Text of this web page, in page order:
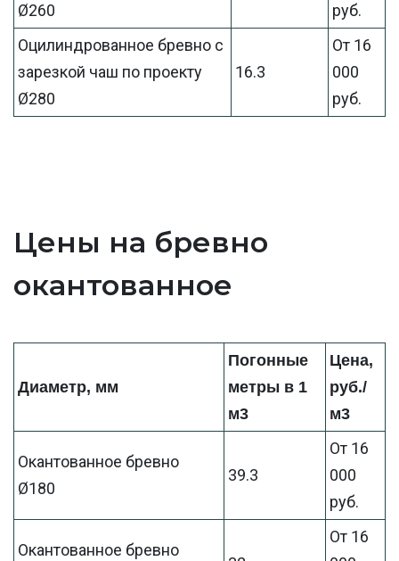
Ø260
руб.
Оцилиндрованное бревно с
зарезкой чаш по проекту
Ø280
16.3
От 16
000
руб.
Цены на бревно
окантованное
Диаметр, мм
Погонные
метры в 1
м3
Цена,
руб./
м3
Окантованное бревно
Ø180
39.3
От 16
000
руб.
Окантованное бревно
От 16